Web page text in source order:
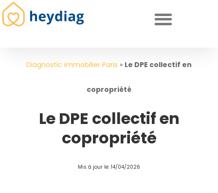
Diagnostic immobilier Paris » Le DPE collectif en
copropriété
Le DPE collectif en
copropriété
Mis à jour le: 14/04/2026